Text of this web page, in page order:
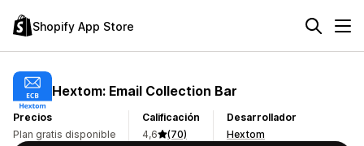
Shopify App Store
Hextom: Email Collection Bar
Precios
Plan gratis disponible
Calificación
4,6
(70)
Desarrollador
Hextom